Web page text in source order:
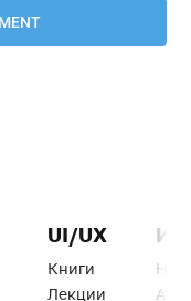
UI/UX
Книги
Лекции